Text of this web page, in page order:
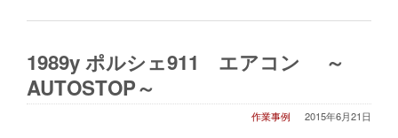
1989y ポルシェ911 エアコン ～
AUTOSTOP～
2015年6月21日
作業事例